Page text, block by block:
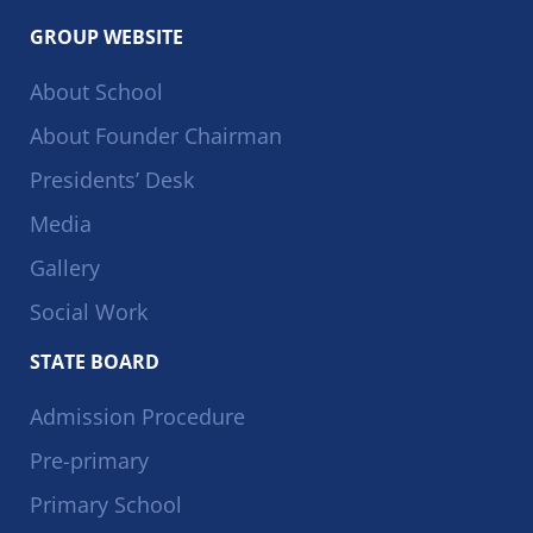
GROUP WEBSITE
About School
About Founder Chairman
Presidents’ Desk
Media
Gallery
Social Work
STATE BOARD
Admission Procedure
Pre-primary
Primary School